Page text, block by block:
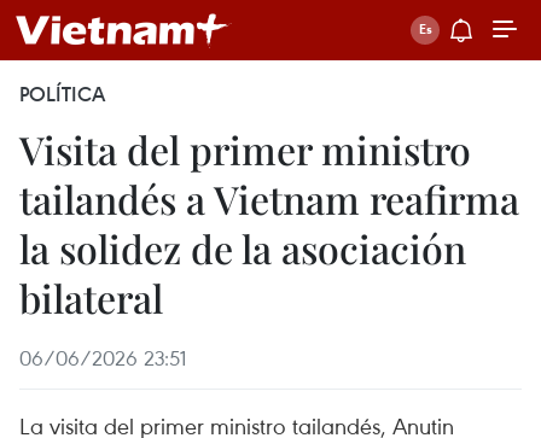
POLÍTICA
Visita del primer ministro
tailandés a Vietnam reafirma
la solidez de la asociación
bilateral
06/06/2026 23:51
La visita del primer ministro tailandés, Anutin